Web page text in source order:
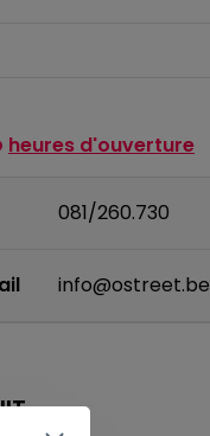
heures d'ouverture
081/260.730
info@ostreet.be